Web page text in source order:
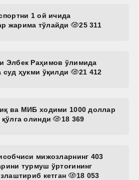
1 ой ичида
жарима тўлайди
25 311
Элбек Раҳимов ўлимида
суд ҳукми ўқилди
21 412
ва МИБ ходими 1000 доллар
қўлга олинди
18 369
мижозларнинг 403
турмуш ўртоғининг
кетган
18 053